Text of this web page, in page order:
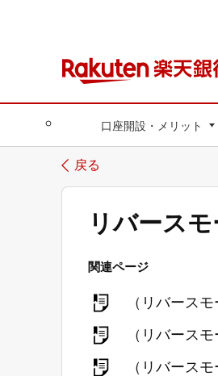
口座開設・メリット
戻る
リバース
関連ページ
（リバース
（リバース
（リバース